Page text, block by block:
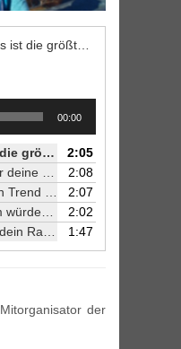
00:00
Szene?
2:05
2:08
lostreten?
2:07
ziehen?
2:02
1:47
der